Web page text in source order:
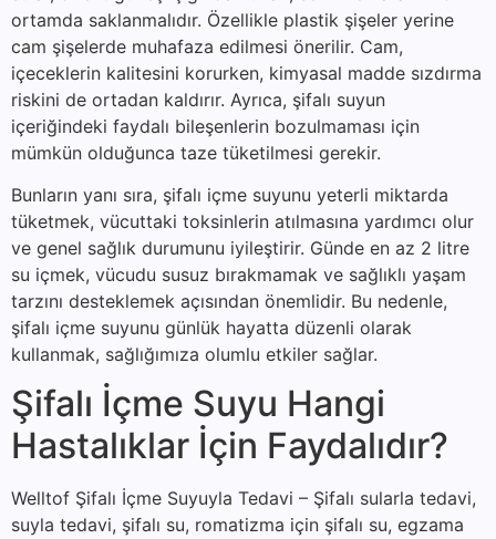
ortamda saklanmalıdır. Özellikle plastik şişeler yerine
cam şişelerde muhafaza edilmesi önerilir. Cam,
içeceklerin kalitesini korurken, kimyasal madde sızdırma
riskini de ortadan kaldırır. Ayrıca, şifalı suyun
içeriğindeki faydalı bileşenlerin bozulmaması için
mümkün olduğunca taze tüketilmesi gerekir.
Bunların yanı sıra, şifalı içme suyunu yeterli miktarda
tüketmek, vücuttaki toksinlerin atılmasına yardımcı olur
ve genel sağlık durumunu iyileştirir. Günde en az 2 litre
su içmek, vücudu susuz bırakmamak ve sağlıklı yaşam
tarzını desteklemek açısından önemlidir. Bu nedenle,
şifalı içme suyunu günlük hayatta düzenli olarak
kullanmak, sağlığımıza olumlu etkiler sağlar.
Şifalı İçme Suyu Hangi
Hastalıklar İçin Faydalıdır?
Welltof Şifalı İçme Suyuyla Tedavi – Şifalı sularla tedavi,
suyla tedavi, şifalı su, romatizma için şifalı su, egzama